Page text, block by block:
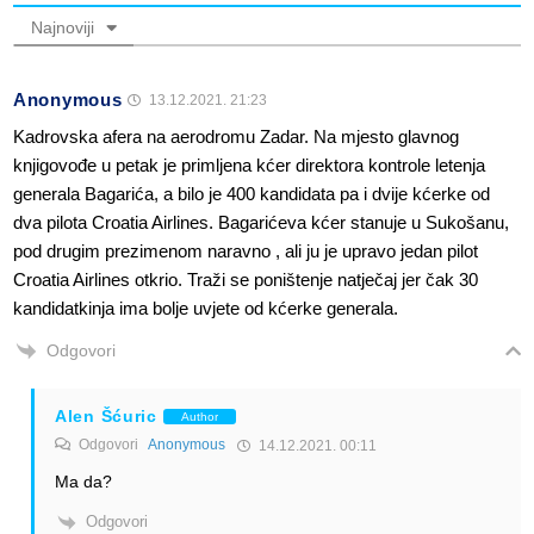
Najnoviji
Anonymous 13.12.2021. 21:23
Kadrovska afera na aerodromu Zadar. Na mjesto glavnog
knjigovođe u petak je primljena kćer direktora kontrole letenja
generala Bagarića, a bilo je 400 kandidata pa i dvije kćerke od
dva pilota Croatia Airlines. Bagarićeva kćer stanuje u Sukošanu,
pod drugim prezimenom naravno , ali ju je upravo jedan pilot
Croatia Airlines otkrio. Traži se poništenje natječaj jer čak 30
kandidatkinja ima bolje uvjete od kćerke generala.
Odgovori
Alen Šćuric Author
Odgovori Anonymous 14.12.2021. 00:11
Ma da?
Odgovori